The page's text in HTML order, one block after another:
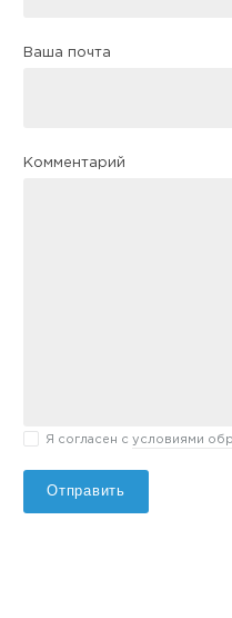
Ваша почта
Комментарий
Я согласен сусловиями
Отправить